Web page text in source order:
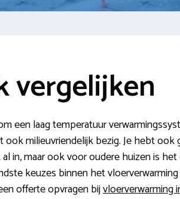
vergelijken
een laag temperatuur
milieuvriendelijk bezig. Je hebt ook
in, maar ook voor oudere huizen is
keuzes binnen het
offerte opvragen bijvloerverwarming